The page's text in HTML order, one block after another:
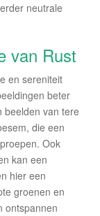
neutrale
van Rust
en sereniteit
beter
beelden van tere
die een
Ook
kan een
hier een
groenen en
ontspannen